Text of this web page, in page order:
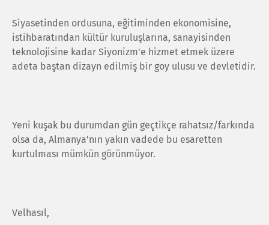
Siyasetinden ordusuna, eğitiminden ekonomisine,
istihbaratından kültür kuruluşlarına, sanayisinden
teknolojisine kadar Siyonizm'e hizmet etmek üzere
adeta baştan dizayn edilmiş bir goy ulusu ve devletidir.
Yeni kuşak bu durumdan gün geçtikçe rahatsız/farkında
olsa da, Almanya'nın yakın vadede bu esaretten
kurtulması mümkün görünmüyor.
Velhasıl,